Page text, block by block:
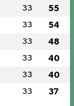
33 55
33 54
33 48
33 40
33 40
33 37